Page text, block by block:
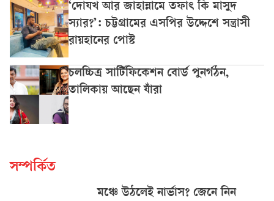
‘দোযখ আর জাহান্নামে তফাৎ কি মাসুদ
স্যার?’: চট্টগ্রামের এসপির উদ্দেশে সন্ত্রাসী
রায়হানের পোস্ট
চলচ্চিত্র সার্টিফিকেশন বোর্ড পুনর্গঠন,
তালিকায় আছেন যাঁরা
সম্পর্কিত
মঞ্চে উঠলেই নার্ভাস? জেনে নিন